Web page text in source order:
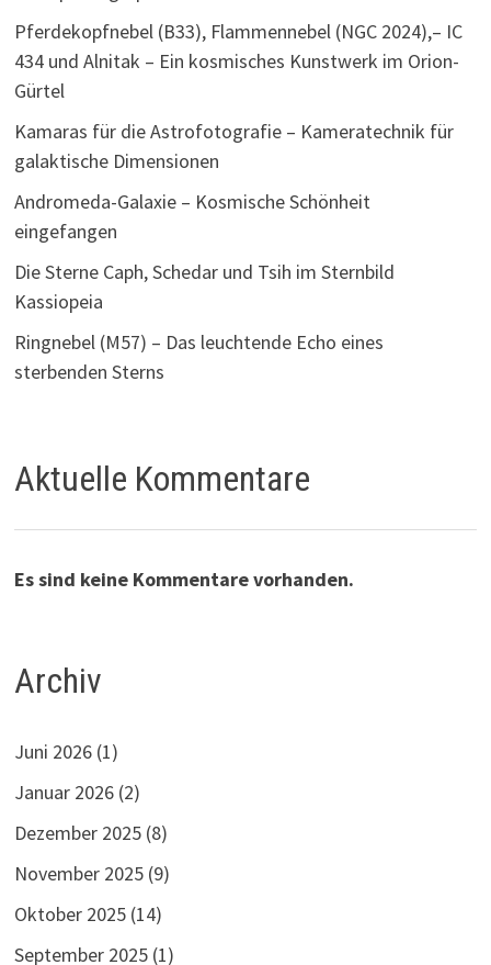
Pferdekopfnebel (B33), Flammennebel (NGC 2024),– IC
434 und Alnitak – Ein kosmisches Kunstwerk im Orion-
Gürtel
Kamaras für die Astrofotografie – Kameratechnik für
galaktische Dimensionen
Andromeda-Galaxie – Kosmische Schönheit
eingefangen
Die Sterne Caph, Schedar und Tsih im Sternbild
Kassiopeia
Ringnebel (M57) – Das leuchtende Echo eines
sterbenden Sterns
Aktuelle Kommentare
Es sind keine Kommentare vorhanden.
Archiv
Juni 2026 (1)
Januar 2026 (2)
Dezember 2025 (8)
November 2025 (9)
Oktober 2025 (14)
September 2025 (1)